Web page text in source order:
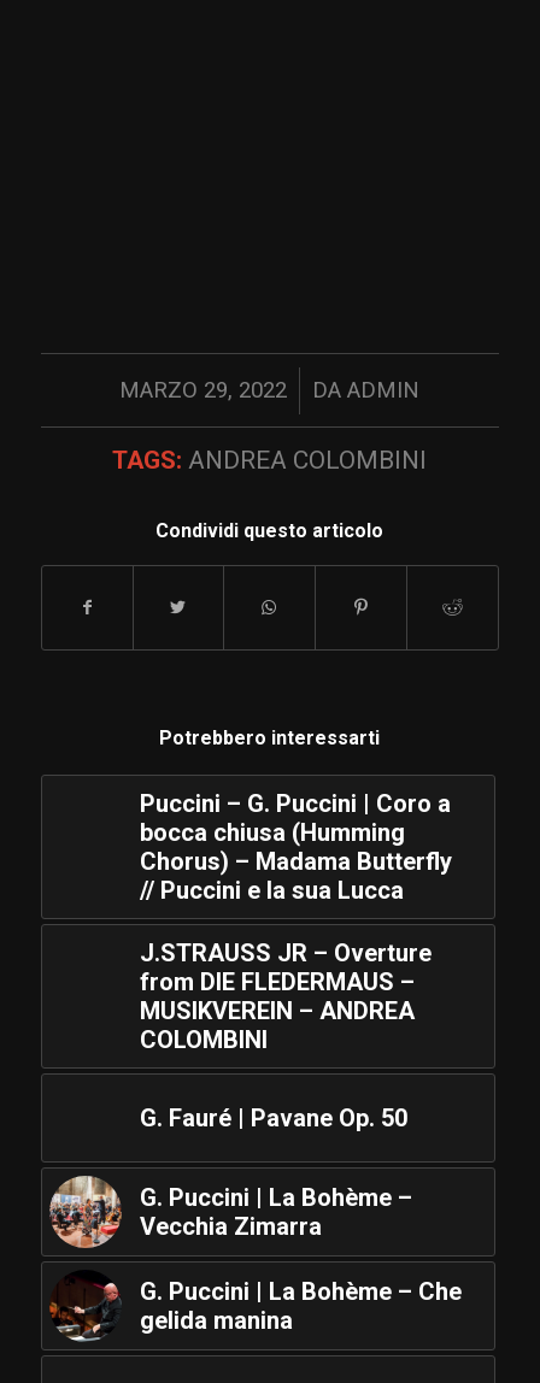
MARZO 29, 2022
/ DAADMIN
TAGS: ANDREA COLOMBINI
Condividi questo articolo
Potrebbero interessarti
Puccini – G. Puccini | Coro a
bocca chiusa (Humming
Chorus) – Madama Butterfly
// Puccini e la sua Lucca
J.STRAUSS JR – Overture
from DIE FLEDERMAUS –
MUSIKVEREIN – ANDREA
COLOMBINI
G. Fauré | Pavane Op. 50
G. Puccini | La Bohème –
Vecchia Zimarra
G. Puccini | La Bohème – Che
gelida manina